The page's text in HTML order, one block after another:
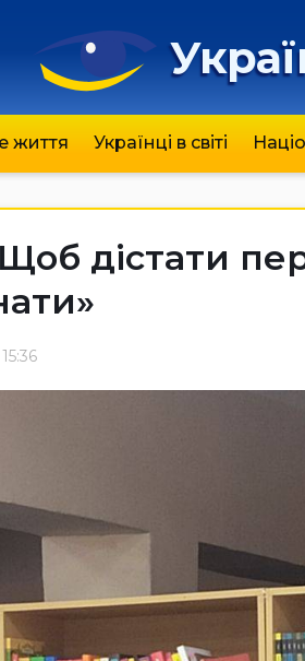
життя Українці в світі
дістати